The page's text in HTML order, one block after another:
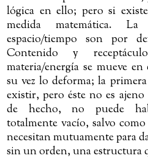
lógica en ello; pero si
medida matemática.
espacio/tiempo son por
Contenido y
materia/energía se mueve
su vez lo deforma; la
existir, pero éste no es
de hecho, no puede
totalmente vacío, salvo
necesitan mutuamente para
sin un orden, una estructura